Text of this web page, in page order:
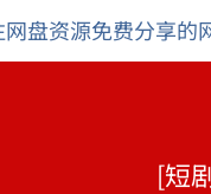
盘资源免费分享的
[短